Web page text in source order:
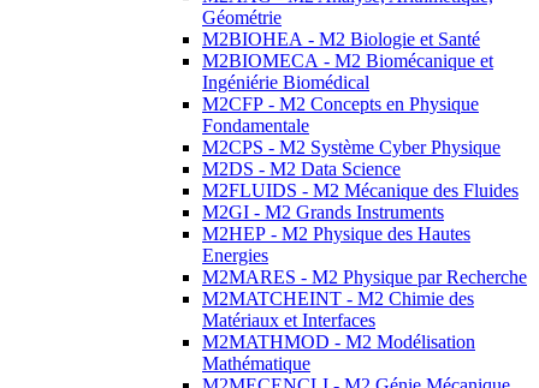
Géométrie
M2BIOHEA - M2 Biologie et Santé
M2BIOMECA - M2 Biomécanique et
Ingéniérie Biomédical
M2CFP - M2 Concepts en Physique
Fondamentale
M2CPS - M2 Système Cyber Physique
M2DS - M2 Data Science
M2FLUIDS - M2 Mécanique des Fluides
M2GI - M2 Grands Instruments
M2HEP - M2 Physique des Hautes
Energies
M2MARES - M2 Physique par Recherche
M2MATCHEINT - M2 Chimie des
Matériaux et Interfaces
M2MATHMOD - M2 Modélisation
Mathématique